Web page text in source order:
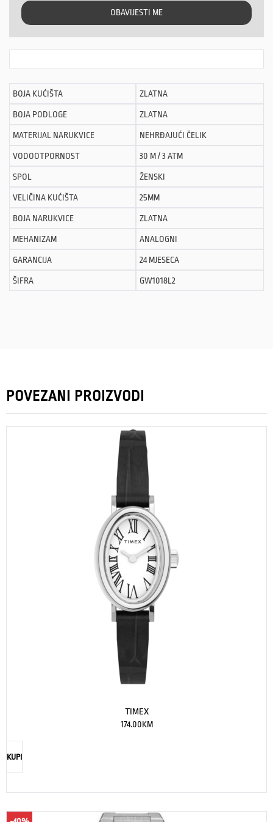
OBAVIJESTI ME
BOJA KUĆIŠTA ZLATNA
BOJA PODLOGE ZLATNA
MATERIJAL NARUKVICE NEHRĐAJUĆI ČELIK
VODOOTPORNOST 30 M / 3 ATM
SPOL ŽENSKI
VELIČINA KUĆIŠTA 25MM
BOJA NARUKVICE ZLATNA
MEHANIZAM ANALOGNI
GARANCIJA 24 MJESECA
ŠIFRA GW1018L2
POVEZANI PROIZVODI
TIMEX
174.00KM
KUPI